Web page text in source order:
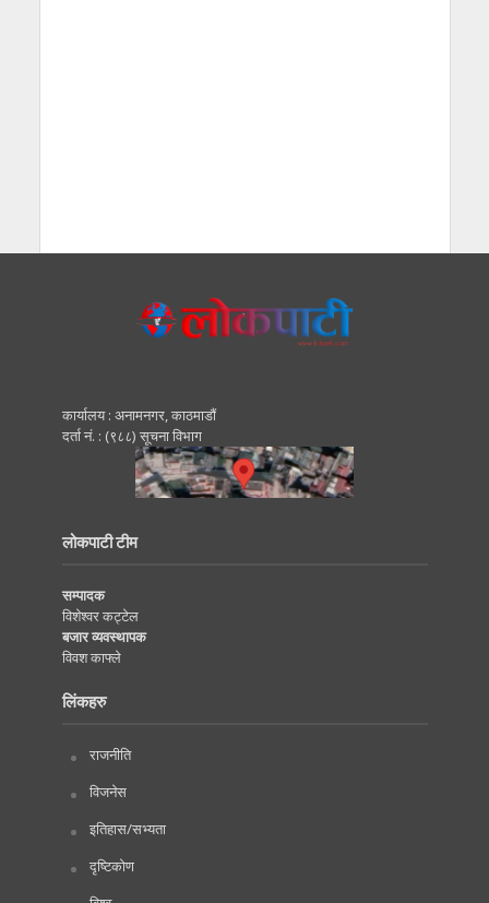
कार्यालय : अनामनगर, काठमाडाैं
दर्ता नं. : (९८८) सूचना विभाग
लोकपाटी टीम
सम्पादक
विशेश्वर कट्टेल
बजार व्यवस्थापक
विवश काफ्ले
लिंकहरु
राजनीति
विजनेस
इतिहास/सभ्यता
दृष्टिकोण